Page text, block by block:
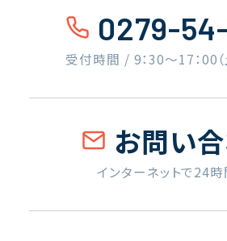
0279-
受付時間 / 9：30〜17：00（
お問い
インターネットで24